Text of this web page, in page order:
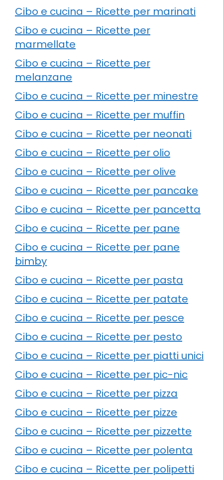
Cibo e cucina – Ricette per marinati
Cibo e cucina – Ricette per
marmellate
Cibo e cucina – Ricette per
melanzane
Cibo e cucina – Ricette per minestre
Cibo e cucina – Ricette per muffin
Cibo e cucina – Ricette per neonati
Cibo e cucina – Ricette per olio
Cibo e cucina – Ricette per olive
Cibo e cucina – Ricette per pancake
Cibo e cucina – Ricette per pancetta
Cibo e cucina – Ricette per pane
Cibo e cucina – Ricette per pane
bimby
Cibo e cucina – Ricette per pasta
Cibo e cucina – Ricette per patate
Cibo e cucina – Ricette per pesce
Cibo e cucina – Ricette per pesto
Cibo e cucina – Ricette per piatti unici
Cibo e cucina – Ricette per pic-nic
Cibo e cucina – Ricette per pizza
Cibo e cucina – Ricette per pizze
Cibo e cucina – Ricette per pizzette
Cibo e cucina – Ricette per polenta
Cibo e cucina – Ricette per polipetti